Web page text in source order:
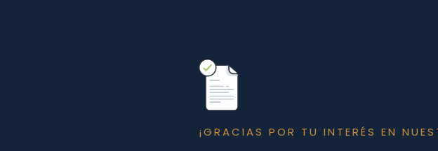
¡GRACIAS POR TU INTERÉS EN